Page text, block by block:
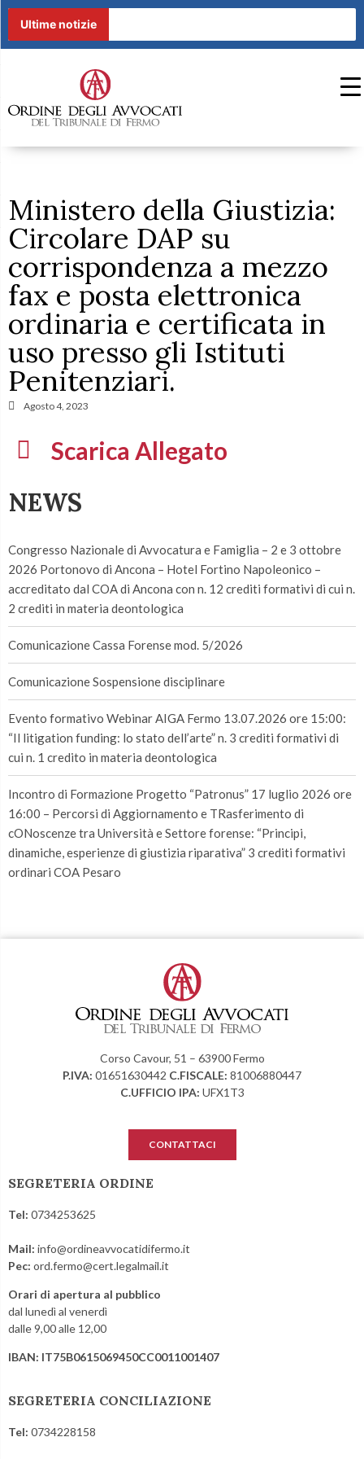
Ultime notizie
Ministero della Giustizia:
Circolare DAP su
corrispondenza a mezzo
fax e posta elettronica
ordinaria e certificata in
uso presso gli Istituti
Penitenziari.
Agosto 4, 2023
Scarica Allegato
NEWS
Congresso Nazionale di Avvocatura e Famiglia – 2 e 3 ottobre
2026 Portonovo di Ancona – Hotel Fortino Napoleonico –
accreditato dal COA di Ancona con n. 12 crediti formativi di cui n.
2 crediti in materia deontologica
Comunicazione Cassa Forense mod. 5/2026
Comunicazione Sospensione disciplinare
Evento formativo Webinar AIGA Fermo 13.07.2026 ore 15:00:
“Il litigation funding: lo stato dell’arte” n. 3 crediti formativi di
cui n. 1 credito in materia deontologica
Incontro di Formazione Progetto “Patronus” 17 luglio 2026 ore
16:00 – Percorsi di Aggiornamento e TRasferimento di
cONoscenze tra Università e Settore forense: “Principi,
dinamiche, esperienze di giustizia riparativa” 3 crediti formativi
ordinari COA Pesaro
Corso Cavour, 51 – 63900 Fermo
P.IVA: 01651630442 C.FISCALE: 81006880447
C.UFFICIO IPA: UFX1T3
CONTATTACI
SEGRETERIA ORDINE
Tel: 0734253625
Mail: info@ordineavvocatidifermo.it
Pec: ord.fermo@cert.legalmail.it
Orari di apertura al pubblico
dal lunedì al venerdì
dalle 9,00 alle 12,00
IBAN: IT75B0615069450CC0011001407
SEGRETERIA CONCILIAZIONE
Tel: 0734228158